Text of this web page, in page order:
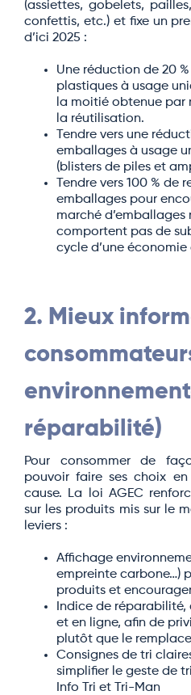
(assiettes, gobelets,
confettis, etc.) et fixe un
d’ici 2025 :
Une réduction de 20
plastiques à usage
la moitié obtenue par
la réutilisation.
Tendre vers une
emballages à usage
(blisters de piles et
Tendre vers 100 % de
emballages pour
marché
comportent pas de
cycle d’une économie
2. Mieux
réparabilité)
Pour consommer de
pouvoir faire ses choix
cause. La loi AGEC
sur les produits mis sur le
leviers :
Affichage
empreinte carbone…)
produits et
Indice de
et en ligne, afin de
plutôt que le
Consignes de tri
simplifier le geste de
Info Tri et Tri-Man